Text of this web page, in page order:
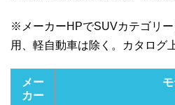
※メーカーHPでSUVカテゴリ
用、軽自動車は除く。カタログ
メー
カー